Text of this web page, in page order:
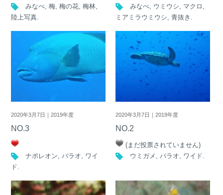
みなべ,梅,梅の花,梅林,
陸上写真.
みなべ, ウミウシ, マクロ ,
ミアミラウミウシ,青抜き .
2020年3月7日｜2019年度
NO.3
ナポレオン,パラオ, ワイ
ド.
2020年3月7日｜2019年度
NO.2
(まだ投票されていません)
ウミガメ ,パラオ, ワイド.